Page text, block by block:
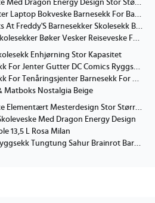
Enhjørning Stor Kapasitet
Matboks Nostalgia Beige
Med Dragon Energy Design
13,5 L Rosa Milan